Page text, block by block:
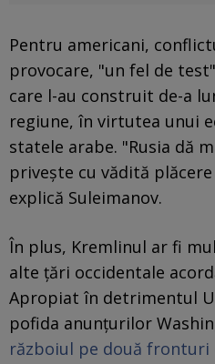
Pentru americani,
provocare, "un fel de
care l-au construit de-a
regiune, în virtutea unui
statele arabe. "Rusia dă
privește cu vădită
explică Suleimanov.
În plus, Kremlinul ar fi
alte țări occidentale
Apropiat în detrimentul
pofida anunțurilor
războiul pe două fronturi